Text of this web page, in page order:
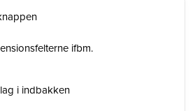
ifbm.
i indbakken